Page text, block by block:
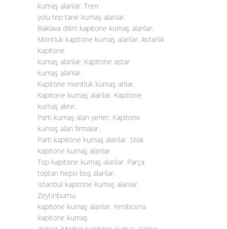
kumaş alanlar. Tren
yolu tep tane kumaş alanlar.
Baklava dilim kapitone kumaş alanlar.
Montluk kapitone kumaş alanlar. Astarlık
kapitone
kumaş alanlar. Kapitone astar
kumaş alanlar.
Kapitone montluk kumaş anlar.
Kapitone kumaş alanlar. Kapitone
kumaş alınır.
Parti kumaş alan yerler. Kapitone
kumaş alan firmalar.
Parti kapitone kumaş alanlar. Stok
kapitone kumaş alanlar.
Top kapitone kumaş alanlar. Parça
toptan hepsi boş alanlar.
İstanbul kapitone kumaş alanlar.
Zeytinburnu
kapitone kumaş alanlar. Yenibosna
kapitone kumaş